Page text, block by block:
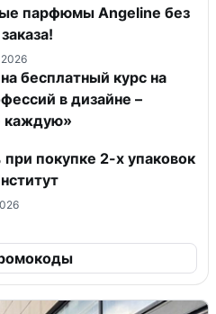
парфюмы Angeline без
бесплатный курс на
в дизайне –
каждую»
покупке 2-х упаковок